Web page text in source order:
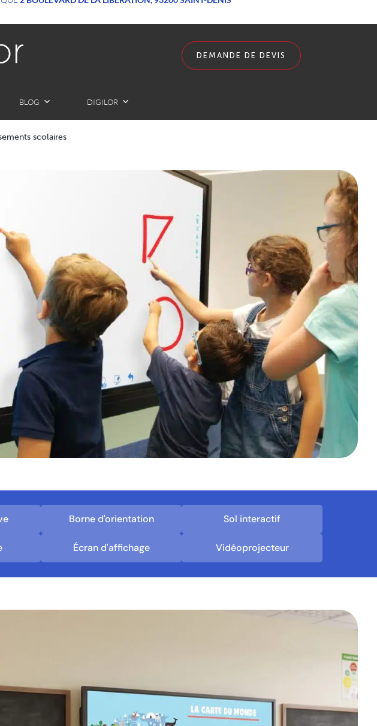
DEMANDE DE DEVIS
BLOG DIGILOR
scolaires
Borne d'orientation Sol interactif
Écran d'affichage Vidéoprojecteur